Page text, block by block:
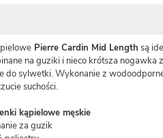
Pierre Cardin Mid Length są
na guziki i nieco krótsza nogawka
do sylwetki. Wykonanie z
suchości.
kąpielowe męskie
za guzik